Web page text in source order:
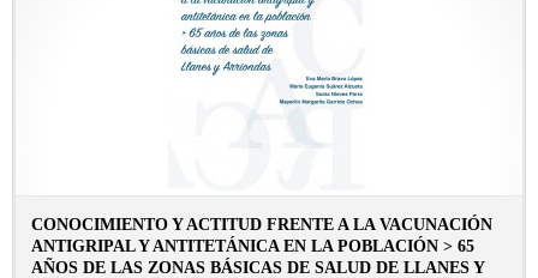
CONOCIMIENTO Y ACTITUD FRENTE A LA VACUNACIÓN
ANTIGRIPAL Y ANTITETÁNICA EN LA POBLACIÓN > 65
AÑOS DE LAS ZONAS BÁSICAS DE SALUD DE LLANES Y